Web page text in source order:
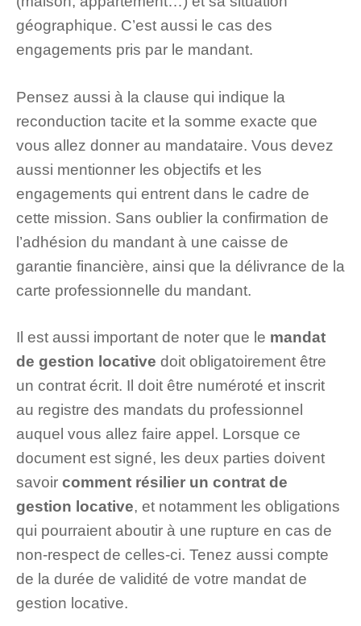
géographique. C’est aussi le cas des
engagements pris par le mandant.
Pensez aussi à la clause qui indique la
reconduction tacite et la somme exacte que
vous allez donner au mandataire. Vous devez
aussi mentionner les objectifs et les
engagements qui entrent dans le cadre de
cette mission. Sans oublier la confirmation de
l’adhésion du mandant à une caisse de
garantie financière, ainsi que la délivrance de la
carte professionnelle du mandant.
Il est aussi important de noter que le mandat
de gestion locative doit obligatoirement être
un contrat écrit. Il doit être numéroté et inscrit
au registre des mandats du professionnel
auquel vous allez faire appel. Lorsque ce
document est signé, les deux parties doivent
savoir comment résilier un contrat de
gestion locative, et notamment les obligations
qui pourraient aboutir à une rupture en cas de
non-respect de celles-ci. Tenez aussi compte
de la durée de validité de votre mandat de
gestion locative.